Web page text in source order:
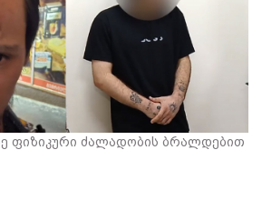
ფიზიკური ძალადობის ბრალდებით